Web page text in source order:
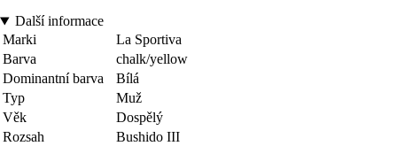
Další informace
Marki
La Sportiva
Barva
chalk/yellow
Dominantní barva
Bílá
Typ
Muž
Věk
Dospělý
Rozsah
Bushido III